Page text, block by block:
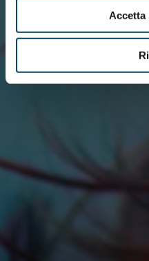
Accetta